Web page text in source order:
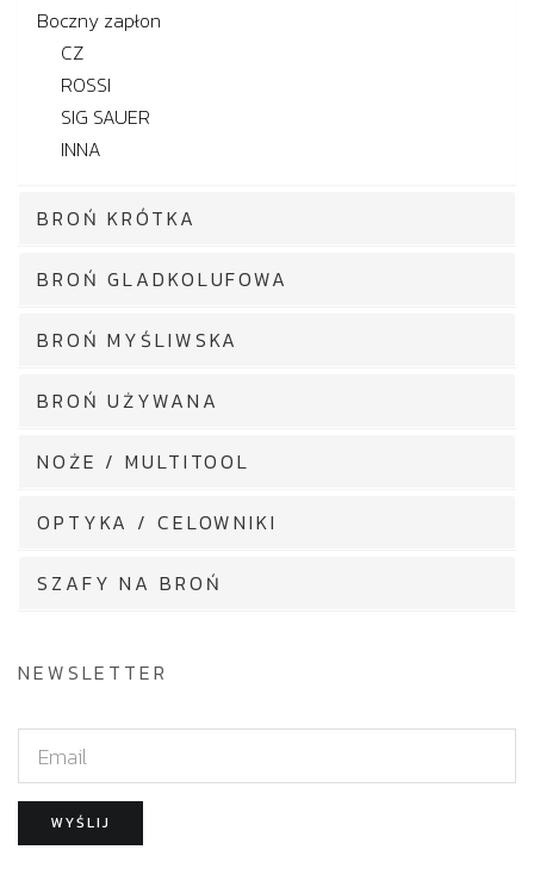
Boczny zapłon
CZ
ROSSI
SIG SAUER
INNA
BROŃ KRÓTKA
BROŃ GLADKOLUFOWA
BROŃ MYŚLIWSKA
BROŃ UŻYWANA
NOŻE / MULTITOOL
OPTYKA / CELOWNIKI
SZAFY NA BROŃ
NEWSLETTER
m
a
i
WYŚLIJ